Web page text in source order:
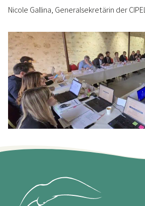
Nicole Gallina, Generalsekretärin der CIPEL